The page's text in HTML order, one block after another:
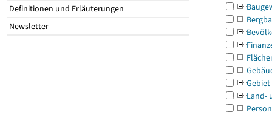
Definitionen und Erläuterungen
Newsletter
Gebiet
Land-